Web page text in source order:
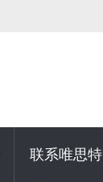
联系唯思特